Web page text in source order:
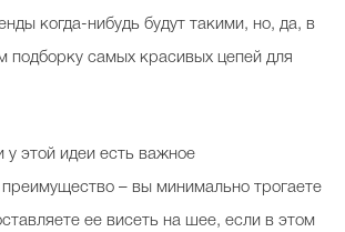
когда-нибудь будут такими, но, да, в
подборку самых красивых цепей для
у этой идеи есть важное
– вы минимально трогаете
ее висеть на шее, если в этом